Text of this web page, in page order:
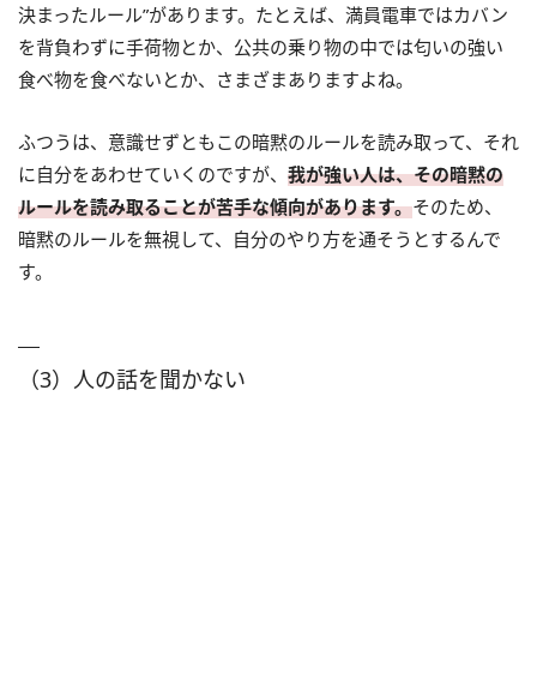
決まったルール”があります。たとえば、満員電車ではカバン
を背負わずに手荷物とか、公共の乗り物の中では匂いの強い
食べ物を食べないとか、さまざまありますよね。
ふつうは、意識せずともこの暗黙のルールを読み取って、それ
に自分をあわせていくのですが、 我が強い人は、その暗黙の
ルールを読み取ることが苦手な傾向があります。そのため、
暗黙のルールを無視して、自分のやり方を通そうとするんで
す。
（3）人の話を聞かない